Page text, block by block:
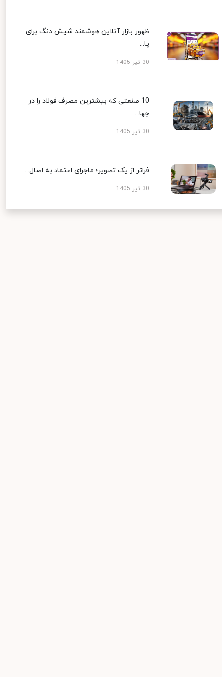
ظهور بازار آنلاین هوشمند شیش دنگ برای
پا...
30 تیر 1405
10 صنعتی که بیشترین مصرف فولاد را در
جها...
30 تیر 1405
فراتر از یک تصویر؛ ماجرای اعتماد به اصال...
30 تیر 1405